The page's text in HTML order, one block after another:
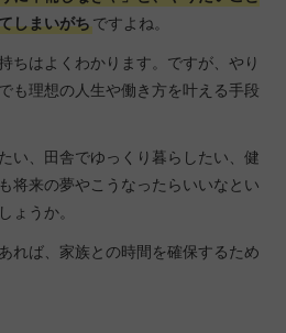
しまいがちですよね。
ちはよくわかります。ですが、やり
も理想の人生や働き方を叶える手段
い、田舎でゆっくり暮らしたい、健
将来の夢やこうなったらいいなとい
ょうか。
れば、家族との時間を確保するため